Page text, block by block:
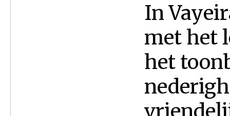
In
met het
het